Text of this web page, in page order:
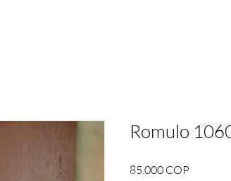
Romulo
85.000 COP